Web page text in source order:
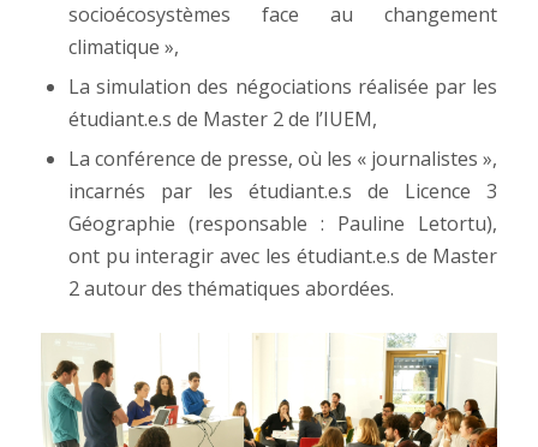
socioécosystèmes face au changement
climatique »,
La simulation des négociations réalisée par les
étudiant.e.s de Master 2 de l’IUEM,
La conférence de presse, où les « journalistes »,
incarnés par les étudiant.e.s de Licence 3
Géographie (responsable : Pauline Letortu),
ont pu interagir avec les étudiant.e.s de Master
2 autour des thématiques abordées.